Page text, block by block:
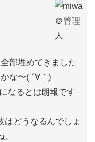
部埋めてきました
な〜( ´∀｀)
なるとは朗報です
はどうなるんでしょ